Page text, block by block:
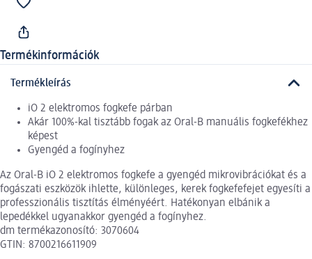
Termékinformációk
Termékleírás
iO 2 elektromos fogkefe párban
Akár 100%-kal tisztább fogak az Oral-B manuális fogkefékhez
képest
Gyengéd a fogínyhez
Az Oral-B iO 2 elektromos fogkefe a gyengéd mikrovibrációkat és a
fogászati eszközök ihlette, különleges, kerek fogkefefejet egyesíti a
professzionális tisztítás élményéért. Hatékonyan elbánik a
lepedékkel ugyanakkor gyengéd a fogínyhez.
dm termékazonosító: 3070604
GTIN: 8700216611909